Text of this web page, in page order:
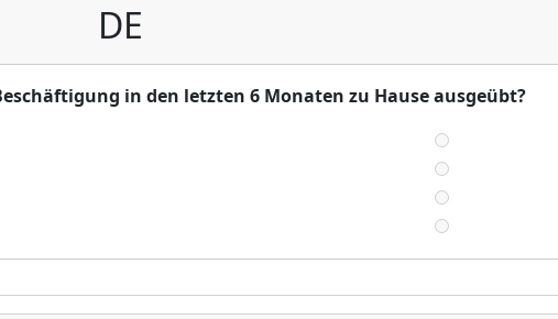
DE
in den letzten 6 Monaten zu Hause ausgeübt?